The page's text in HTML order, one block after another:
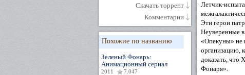
Скачать торрент
Комментарии
Похожие по названию
Зеленый Фонарь:
Анимационный сериал
2011 7.047
Летчик-
Эти герои
Неуверенные
«Опекуны» не
организацию,
доказать, что
Фонаря».